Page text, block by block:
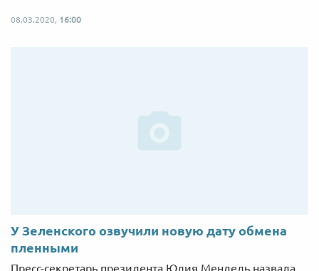
08.03.2020, 16:00
У Зеленского озвучили новую дату обмена
пленными
Пресс-секретарь президента Юлия Мендель назвала